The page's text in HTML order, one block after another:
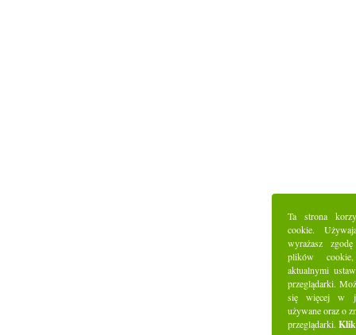
Ta strona
cookie.
wyrażasz
plików
aktualnymi
przeglądarki.
się więcej w
używane oraz o
przeglądarki.